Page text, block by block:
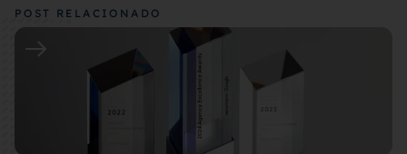
POST RELACIONADO